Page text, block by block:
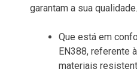
garantam a sua qualidade.
Que está em
EN388, referente
materiais